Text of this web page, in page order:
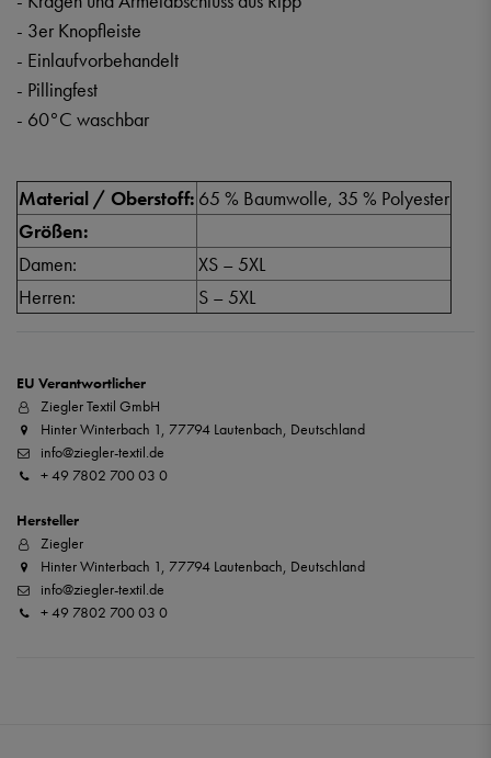
- 3er Knopfleiste
- Einlaufvorbehandelt
- Pillingfest
- 60°C waschbar
Material / Oberstoff: 65 % Baumwolle, 35 % Polyester
Größen:
Damen:
XS – 5XL
Herren:
S – 5XL
EU Verantwortlicher
Ziegler Textil GmbH
Hinter Winterbach 1, 77794 Lautenbach, Deutschland
info@ziegler-textil.de
+ 49 7802 700 03 0
Hersteller
Ziegler
Hinter Winterbach 1, 77794 Lautenbach, Deutschland
info@ziegler-textil.de
+ 49 7802 700 03 0